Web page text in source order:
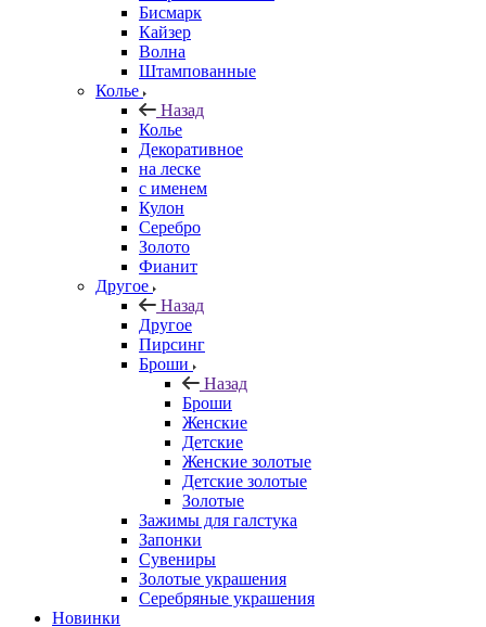
Бисмарк
Кайзер
Волна
Штампованные
Колье
Назад
Колье
Декоративное
на леске
с именем
Кулон
Серебро
Золото
Фианит
Другое
Назад
Другое
Пирсинг
Броши
Назад
Броши
Женские
Детские
Женские золотые
Детские золотые
Золотые
Зажимы для галстука
Запонки
Сувениры
Золотые украшения
Серебряные украшения
Новинки